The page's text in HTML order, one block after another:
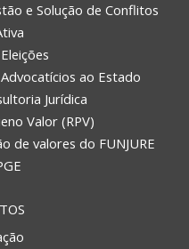
e Solução de Conflitos
ao Estado
Jurídica
Valor (RPV)
de valores do FUNJURE